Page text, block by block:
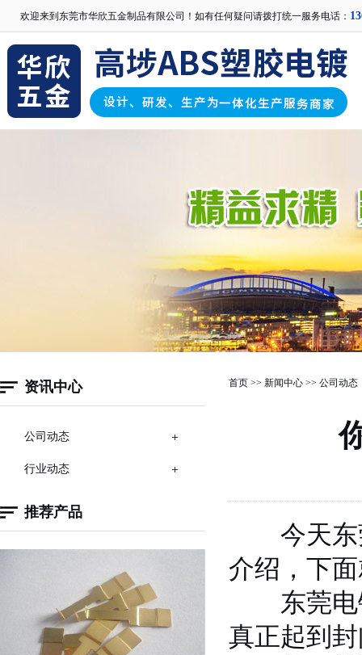
欢迎来到东莞市华欣五金制品有限公司！如有任何疑问请拨打统一服务电话：
资讯中心
公司动态
行业动态
推荐产品
首页 >> 新闻中心 >> 公司动态
今天东莞
介绍，下
东莞电镀
真正起到